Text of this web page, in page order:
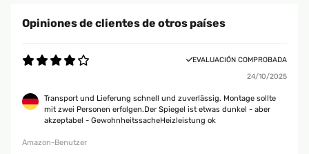
Opiniones de clientes de otros países
EVALUACIÓN COMPROBADA
24/10/2025
Transport und Lieferung schnell und zuverlässig. Montage sollte
mit zwei Personen erfolgen.Der Spiegel ist etwas dunkel - aber
akzeptabel - GewohnheitssacheHeizleistung ok
Amazon-Benutzer